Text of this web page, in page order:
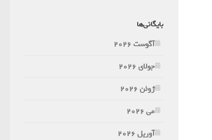
بایگانی‌ها
آگوست 2026
جولای 2026
ژوئن 2026
می 2026
آوریل 2026